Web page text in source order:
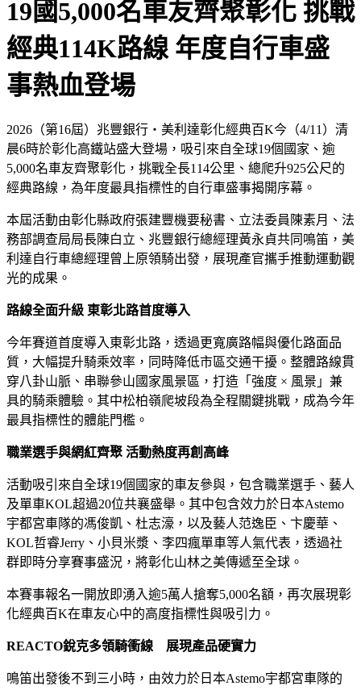
19國5,000名車友齊聚彰化 挑戰
經典114K路線 年度自行車盛
事熱血登場
2026（第16屆）兆豐銀行・美利達彰化經典百K今（4/11）清
晨6時於彰化高鐵站盛大登場，吸引來自全球19個國家、逾
5,000名車友齊聚彰化，挑戰全長114公里、總爬升925公尺的
經典路線，為年度最具指標性的自行車盛事揭開序幕。
本屆活動由彰化縣政府張建豐機要秘書、立法委員陳素月、法
務部調查局局長陳白立、兆豐銀行總經理黃永貞共同鳴笛，美
利達自行車總經理曾上原領騎出發，展現產官攜手推動運動觀
光的成果。
路線全面升級 東彰北路首度導入
今年賽道首度導入東彰北路，透過更寬廣路幅與優化路面品
質，大幅提升騎乘效率，同時降低市區交通干擾。整體路線貫
穿八卦山脈、串聯參山國家風景區，打造「強度 × 風景」兼
具的騎乘體驗。其中松柏嶺爬坡段為全程關鍵挑戰，成為今年
最具指標性的體能門檻。
職業選手與網紅齊聚 活動熱度再創高峰
活動吸引來自全球19個國家的車友參與，包含職業選手、藝人
及單車KOL超過20位共襄盛舉。其中包含效力於日本Astemo
宇都宮車隊的馮俊凱、杜志濠，以及藝人范逸臣、卞慶華、
KOL哲睿Jerry、小貝米漿、李四瘋單車等人氣代表，透過社
群即時分享賽事盛況，將彰化山林之美傳遞至全球。
本賽事報名一開放即湧入逾5萬人搶奪5,000名額，再次展現彰
化經典百K在車友心中的高度指標性與吸引力。
REACTO銳克多領騎衝線 展現產品硬實力
鳴笛出發後不到三小時，由效力於日本Astemo宇都宮車隊的